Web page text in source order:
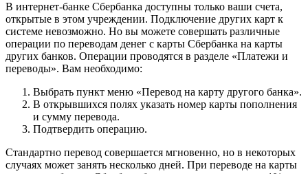
В интернет-банке Сбербанка доступны только ваши счета,
открытые в этом учреждении. Подключение других карт к
системе невозможно. Но вы можете совершать различные
операции по переводам денег с карты Сбербанка на карты
других банков. Операции проводятся в разделе «Платежи и
переводы». Вам необходимо:
Выбрать пункт меню «Перевод на карту другого банка».
В открывшихся полях указать номер карты пополнения
и сумму перевода.
Подтвердить операцию.
Стандартно перевод совершается мгновенно, но в некоторых
случаях может занять несколько дней. При переводе на карты